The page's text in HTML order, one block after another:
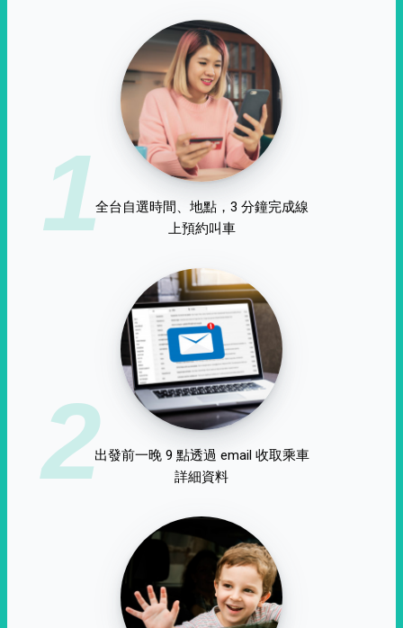
1全台自選時間、地點，3 分鐘完成線
上預約叫車
2出發前一晚 9 點透過 email 收取乘車
詳細資料